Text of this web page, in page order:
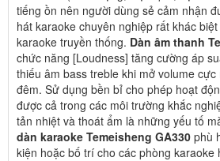
tiếng ồn nên người dùng sẻ cảm nhận
hát karaoke chuyên nghiệp rất khác
karaoke truyền thống. Dàn âm thanh
chức năng [Loudness] tăng cường áp
thiếu âm bass treble khi mở volume
đêm. Sử dụng bền bỉ cho phép hoạt
được cả trong các môi trường khắc
tản nhiệt và thoát ẩm là những yếu tố
dàn karaoke Temeisheng GA330 phù
kiện hoặc bố trí cho các phòng karaoke